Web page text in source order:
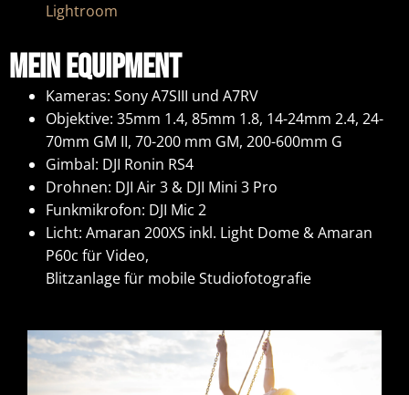
Lightroom
Mein Equipment
Kameras: Sony A7SIII und A7RV
Objektive: 35mm 1.4, 85mm 1.8, 14-24mm 2.4, 24-
70mm GM II, 70-200 mm GM, 200-600mm G
Gimbal: DJI Ronin RS4
Drohnen: DJI Air 3 & DJI Mini 3 Pro
Funkmikrofon: DJI Mic 2
Licht: Amaran 200XS inkl. Light Dome & Amaran
P60c für Video,
Blitzanlage für mobile Studiofotografie